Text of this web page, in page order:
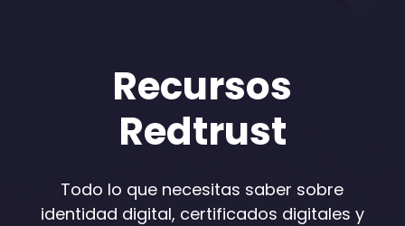
Recursos
Redtrust
Todo lo que necesitas saber sobre
identidad digital, certificados digitales y